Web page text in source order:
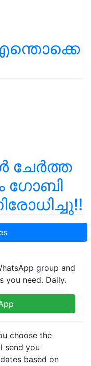
ചേർത്ത
ഗോബി
group and
you need. Daily.
choose the
send you
based on